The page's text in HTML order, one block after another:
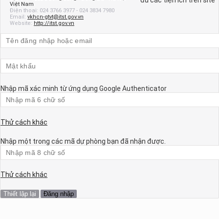
tiện giao thông đường bộ. Tiếng ồn phát ra từ xe máy. Yêu cầu
phương pháp thử trong phê duyệt kiểu
gian đăng: 08/08/2026
Việt Nam
Điện thoại: 024 3766 3977 - 024 3834 7980
Email: vkhcn-gtvt@itst.gov.vn
Website: http://itst.gov.vn
Nhập mã xác minh từ ứng dụng Google Authenticator
Thử cách khác
Nhập một trong các mã dự phòng bạn đã nhận được.
Thử cách khác
Đăng nhập